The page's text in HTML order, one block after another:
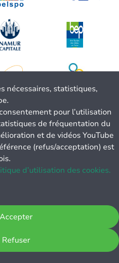
nécessaires, statistiques,
pour l’utilisation
de fréquentation du
et de vidéos YouTube
(refus/acceptation) est
d’utilisation des cookies.
Refuser
Accepter